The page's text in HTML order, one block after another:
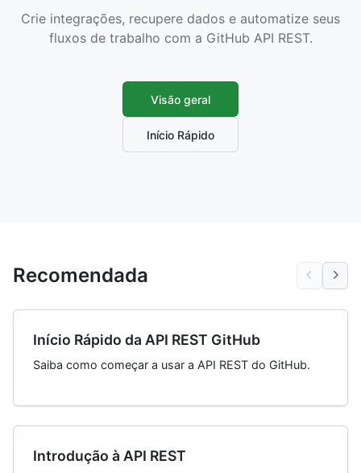
Crie integrações, recupere dados e automatize seus
fluxos de trabalho com a GitHub API REST.
Visão geral
Início Rápido
Recomendada
Início Rápido da API REST GitHub
Saiba como começar a usar a API REST do GitHub.
Introdução à API REST